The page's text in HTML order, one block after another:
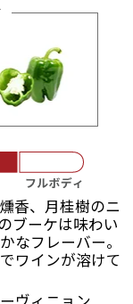
香、月桂樹のニ
ブーケは味わい
なフレーバー。
ワインが溶けて